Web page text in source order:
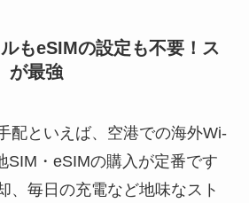
もeSIMの設定も不要！ス
が最強
配といえば、空港での海外Wi-
SIM・eSIMの購入が定番です
、毎日の充電など地味なスト